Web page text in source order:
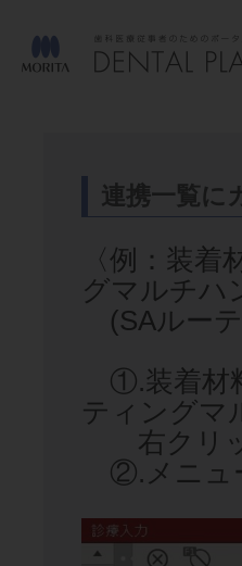
連携一覧に
〈例：装
グマルチハ
(SAルー
①.装着材
ティングマ
右クリッ
②.メニュ